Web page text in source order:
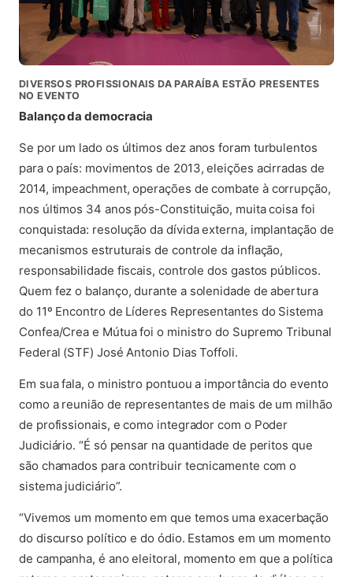
DIVERSOS PROFISSIONAIS DA PARAÍBA ESTÃO PRESENTES
NO EVENTO
Balanço da democracia
Se por um lado os últimos dez anos foram turbulentos
para o país: movimentos de 2013, eleições acirradas de
2014, impeachment, operações de combate à corrupção,
nos últimos 34 anos pós-Constituição, muita coisa foi
conquistada: resolução da dívida externa, implantação de
mecanismos estruturais de controle da inflação,
responsabilidade fiscais, controle dos gastos públicos.
Quem fez o balanço, durante a solenidade de abertura
do 11º Encontro de Líderes Representantes do Sistema
Confea/Crea e Mútua foi o ministro do Supremo Tribunal
Federal (STF) José Antonio Dias Toffoli.
Em sua fala, o ministro pontuou a importância do evento
como a reunião de representantes de mais de um milhão
de profissionais, e como integrador com o Poder
Judiciário. “É só pensar na quantidade de peritos que
são chamados para contribuir tecnicamente com o
sistema judiciário”.
“Vivemos um momento em que temos uma exacerbação
do discurso político e do ódio. Estamos em um momento
de campanha, é ano eleitoral, momento em que a política